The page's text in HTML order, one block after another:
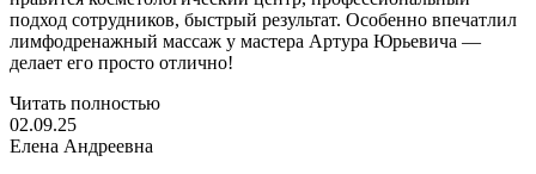
подход сотрудников, быстрый результат. Особенно впечатлил
лимфодренажный массаж у мастера Артура Юрьевича —
делает его просто отлично!
Читать полностью
02.09.25
Елена Андреевна